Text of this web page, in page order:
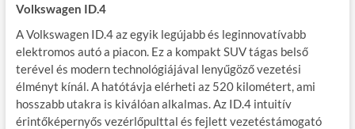
Volkswagen ID.4
A Volkswagen ID.4 az egyik legújabb és leginnovatívabb
elektromos autó a piacon. Ez a kompakt SUV tágas belső
terével és modern technológiájával lenyűgöző vezetési
élményt kínál. A hatótávja elérheti az 520 kilométert, ami
hosszabb utakra is kiválóan alkalmas. Az ID.4 intuitív
érintőképernyős vezérlőpulttal és fejlett vezetéstámogató